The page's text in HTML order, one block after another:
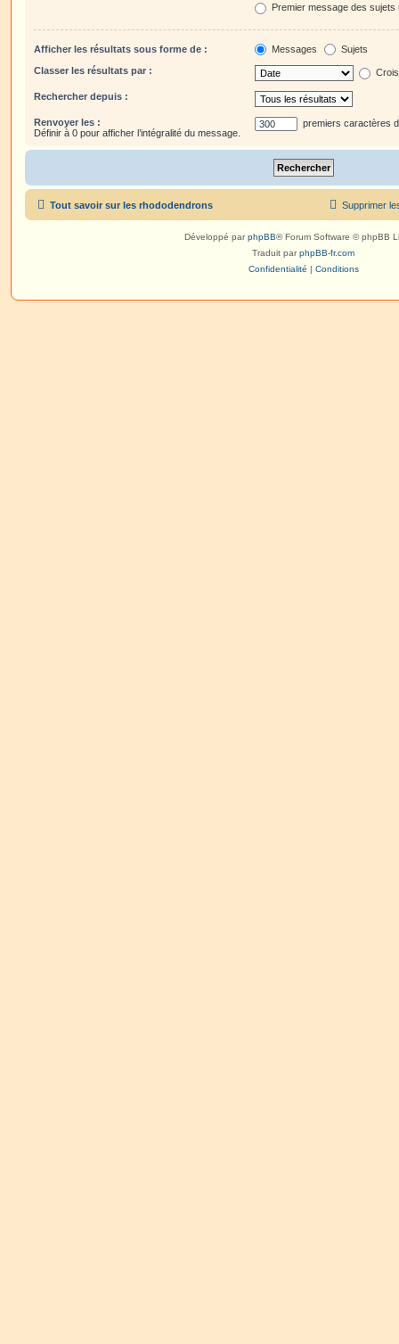
Premier message des sujets
Afficher les résultats sous forme de : Messages Sujets
Classer les résultats par :
Rechercher depuis :
Renvoyer les :
Définir à 0 pour afficher l’intégralité du message.
premiers caractères
Tout savoir sur les rhododendrons Supprimer
Développé parphpBB® Forum Software © phpBB
Traduit parphpBB-fr.com
Confidentialité | Conditions